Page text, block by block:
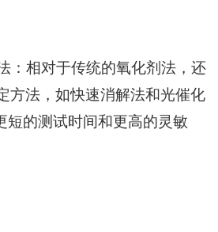
：相对于传统的氧化剂法，还
方法，如快速消解法和光催化
短的测试时间和更高的灵敏